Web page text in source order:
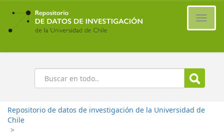
Ir
contenido
principal
Buscar
Repositorio de datos de investigación de la Universidad de
Chile
>